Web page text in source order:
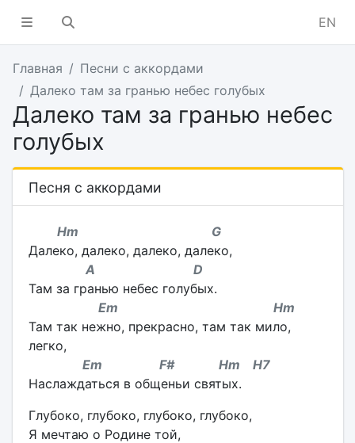
EN
Главная
Песни с аккордами
Далеко там за гранью небес голубых
Далеко там за гранью небес
голубых
Песня с аккордами
Hm G
Далеко, далеко, далеко, далеко,
A D
Там за гранью небес голубых.
Em Hm
Там так нежно, прекрасно, там так мило,
легко,
Em F# Hm H7
Наслаждаться в общеньи святых.
Глубоко, глубоко, глубоко, глубоко,
Я мечтаю о Родине той,